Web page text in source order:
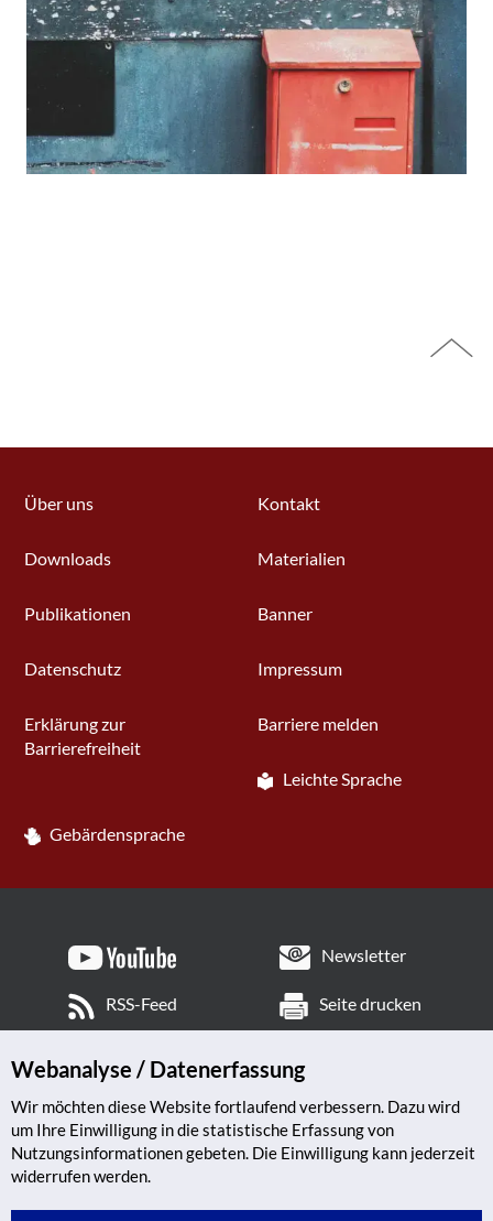
Über uns Kontakt
Downloads Materialien
Publikationen Banner
Datenschutz Impressum
Erklärung zur
Barrierefreiheit
Barriere melden
Leichte Sprache
Gebärdensprache
Newsletter
RSS-Feed Seite drucken
Webanalyse / Datenerfassung
Wir möchten diese Website fortlaufend verbessern. Dazu wird
um Ihre Einwilligung in die statistische Erfassung von
Nutzungsinformationen gebeten. Die Einwilligung kann jederzeit
widerrufen werden.